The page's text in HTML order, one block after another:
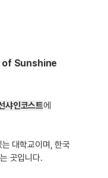
of Sunshine
샤인코스트에
대학교이며, 한국
곳입니다.